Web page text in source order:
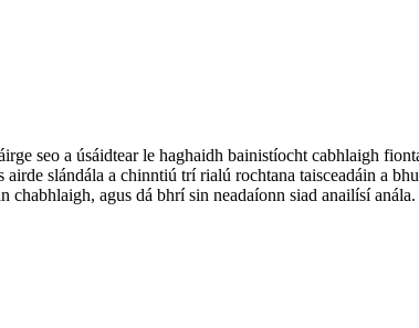
seo a úsáidtear le haghaidh bainistíocht cabhlaigh
slándála a chinntiú trí rialú rochtana taisceadáin a
agus dá bhrí sin neadaíonn siad anailísí anála.